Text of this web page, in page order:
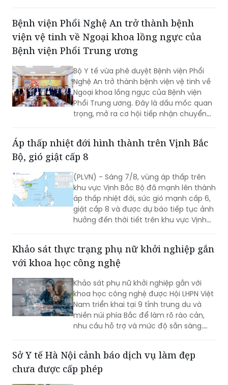
trị nhân văn.
Bệnh viện Phổi Nghệ An trở thành bệnh
viện vệ tinh về Ngoại khoa lồng ngực của
Bệnh viện Phổi Trung ương
Bộ Y tế vừa phê duyệt Bệnh viện Phổi
Nghệ An trở thành bệnh viện vệ tinh về
Ngoại khoa lồng ngực của Bệnh viện
Phổi Trung ương. Đây là dấu mốc quan
trọng, mở ra cơ hội tiếp nhận chuyển
ngay tại Nghệ An.
Áp thấp nhiệt đới hình thành trên Vịnh Bắc
Bộ, gió giật cấp 8
(PLVN) - Sáng 7/8, vùng áp thấp trên
khu vực Vịnh Bắc Bộ đã mạnh lên thành
áp thấp nhiệt đới, sức gió mạnh cấp 6,
giật cấp 8 và được dự báo tiếp tục ảnh
hưởng đến thời tiết trên khu vực Vịnh
Khảo sát thực trạng phụ nữ khởi nghiệp gắn
với khoa học công nghệ
Khảo sát phụ nữ khởi nghiệp gắn với
khoa học công nghệ được Hội LHPN Việt
Nam triển khai tại 9 tỉnh trung du và
miền núi phía Bắc để làm rõ rào cản,
nhu cầu hỗ trợ và mức độ sẵn sàng.
Sở Y tế Hà Nội cảnh báo dịch vụ làm đẹp
chưa được cấp phép